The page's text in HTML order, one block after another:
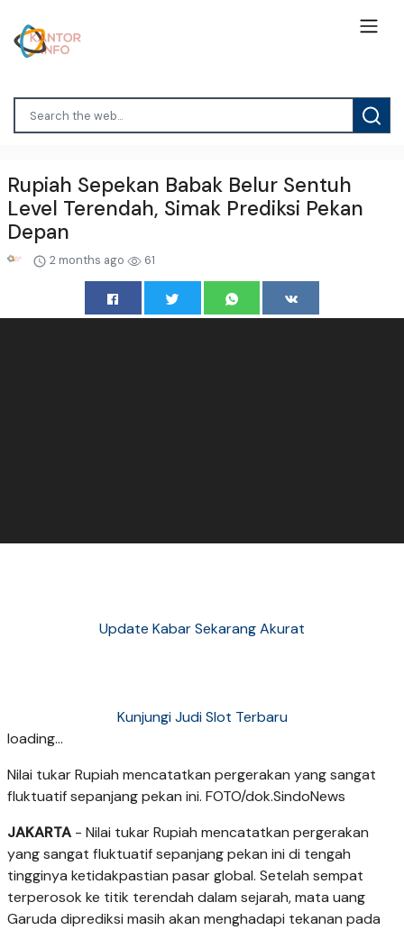
Rupiah Sepekan Babak Belur Sentuh
Level Terendah, Simak Prediksi Pekan
Depan
2 months ago 61
Update Kabar Sekarang Akurat
Kunjungi Judi Slot Terbaru
loading...
Nilai tukar Rupiah mencatatkan pergerakan yang sangat
fluktuatif sepanjang pekan ini. FOTO/dok.SindoNews
JAKARTA - Nilai tukar Rupiah mencatatkan pergerakan
yang sangat fluktuatif sepanjang pekan ini di tengah
tingginya ketidakpastian pasar global. Setelah sempat
terperosok ke titik terendah dalam sejarah, mata uang
Garuda diprediksi masih akan menghadapi tekanan pada